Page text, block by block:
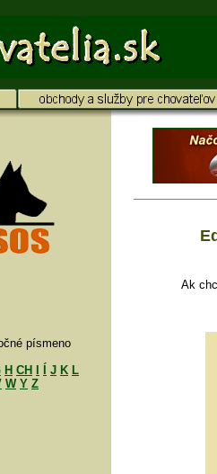
písmeno
H CH J K L
W Y Z
Ak